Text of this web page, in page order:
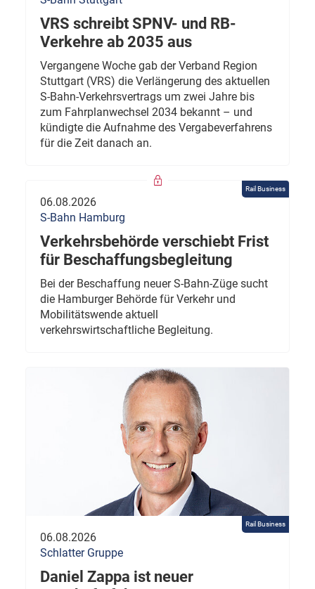
VRS schreibt SPNV- und RB-
Verkehre ab 2035 aus
Vergangene Woche gab der Verband Region
Stuttgart (VRS) die Verlängerung des aktuellen
S-Bahn-Verkehrsvertrags um zwei Jahre bis
zum Fahrplanwechsel 2034 bekannt – und
kündigte die Aufnahme des Vergabeverfahrens
für die Zeit danach an.
Rail Business
06.08.2026
S-Bahn Hamburg
Verkehrsbehörde verschiebt Frist
für Beschaffungsbegleitung
Bei der Beschaffung neuer S-Bahn-Züge sucht
die Hamburger Behörde für Verkehr und
Mobilitätswende aktuell
verkehrswirtschaftliche Begleitung.
Rail Business
06.08.2026
Schlatter Gruppe
Daniel Zappa ist neuer